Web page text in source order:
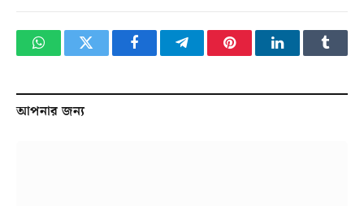
WhatsAppTwitter FacebookTelegramPinterestLinkedIn
আপনার জন্য